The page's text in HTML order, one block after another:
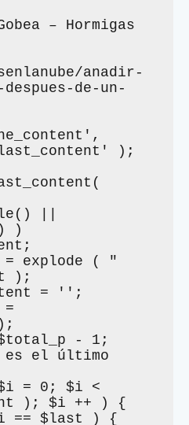
– Hormigas
anadir-
de-un-
);
)
);
es el último
); $i ++ ) {